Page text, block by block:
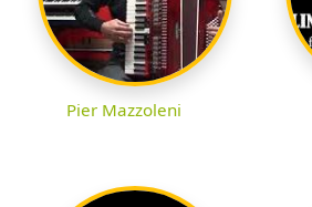
Pier Mazzoleni